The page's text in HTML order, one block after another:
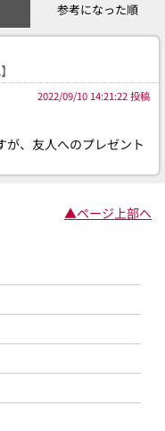
参考になった順
2022/09/10 14:21:22 投稿
、友人へのプレゼント
▲ページ上部へ